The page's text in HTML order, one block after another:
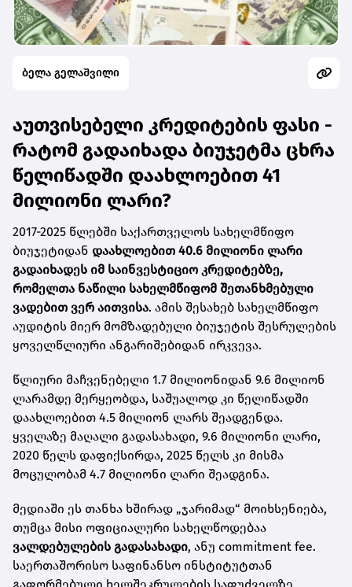
ბელა გელაშვილი
აუთვისებელი კრედიტების ფასი -
რატომ გადაიხადა ბიუჯეტმა ცხრა
წელიწადში დაახლოებით 41
მილიონი ლარი?
2017-2025 წლებში საქართველოს სახელმწიფო
ბიუჯეტიდან დაახლოებით 40.6 მილიონი ლარი
გადაიხადეს იმ საინვესტიციო კრედიტებზე,
რომელთა ნაწილი სახელმწიფომ შეთანხმებული
ვადებით ვერ აითვისა. ამის შესახებ სახელმწიფო
აუდიტის მიერ მომზადებული ბიუჯეტის შესრულების
ყოველწლიური ანგარიშებიდან ირკვევა.
წლიური მაჩვენებელი 1.7 მილიონიდან 9.6 მილიონ
ლარამდე მერყეობდა, საშუალოდ კი წელიწადში
დაახლოებით 4.5 მილიონ ლარს შეადგენდა.
ყველაზე მაღალი გადასახადი, 9.6 მილიონი ლარი,
2020 წელს დაფიქსირდა, 2025 წელს კი მისმა
მოცულობამ 4.7 მილიონი ლარი შეადგინა.
მედიაში ეს თანხა ხშირად „ჯარიმად“ მოიხსენიება,
თუმცა მისი ოფიციალური სახელწოდებაა
ვალდებულების გადასახადი, ანუ commitment fee.
საერთაშორისო საფინანსო ინსტიტუტთან